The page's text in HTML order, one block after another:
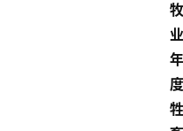
牧
业
年
度
牲